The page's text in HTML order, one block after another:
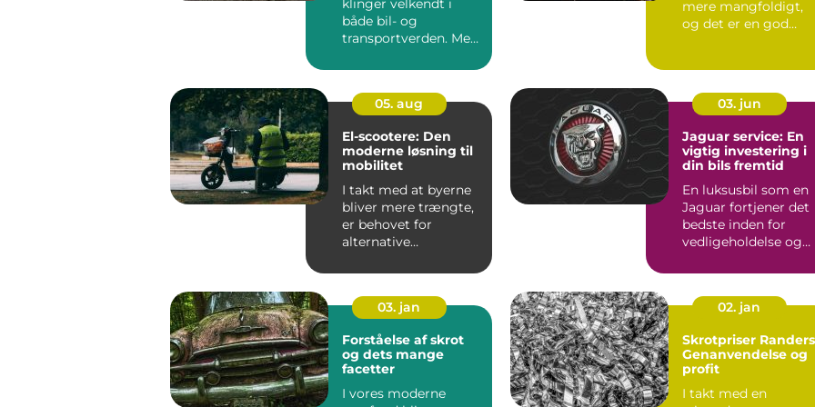
både bil- og
transportverden. Med
mere mangfoldigt,
og det er en god
05. aug
El-scootere: Den
moderne løsning til
mobilitet
I takt med at byerne
bliver mere trængte,
er behovet for
alternative
blevet es...
03. jun
Jaguar service: En
vigtig investering i
din bils fremtid
En luksusbil som en
Jaguar fortjener det
bedste inden for
vedligeholdelse og
...
03. jan
Forståelse af skrot
og dets mange
facetter
I vores moderne
02. jan
Skrotpriser
Genanvendelse og
profit
I takt med en